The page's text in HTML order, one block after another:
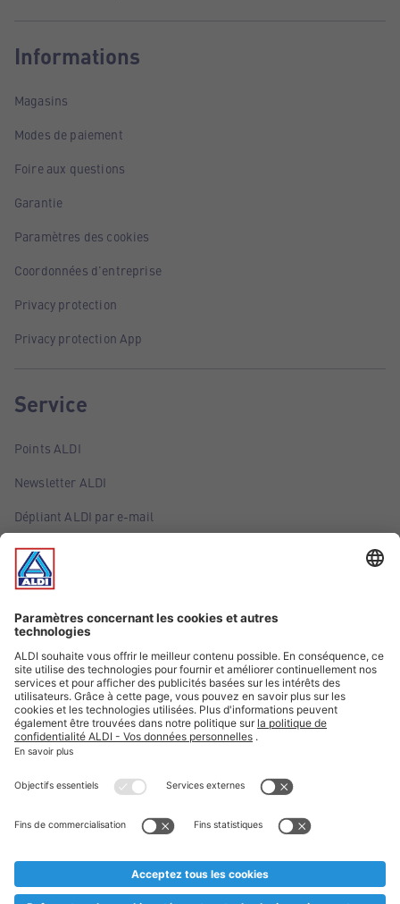
Informations
Magasins
Modes de paiement
Foire aux questions
Garantie
Paramètres des cookies
Coordonnées d'entreprise
Privacy protection
Privacy protection App
Service
Points ALDI
Newsletter ALDI
Dépliant ALDI par e-mail
Offres
Infos essentielles
Suivez ALDI Belgique
Textes marqués d'un astérisque et mentions légales
* Nous vendons ces articles temporairement et jusqu'à
au cas où, malgré le planning bien étudié, nous serions
prématurément en rupture de stock. Prix Recupel et TVA incl.
** Sur ce site, l’utilisation de la forme masculine a été adoptée